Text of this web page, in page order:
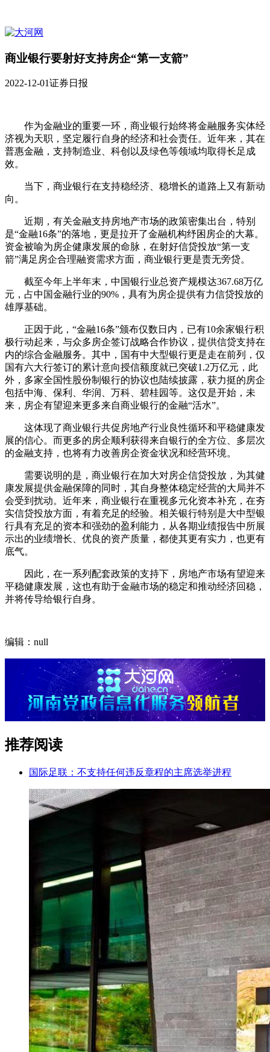
商业银行要射好支持房企“第一支箭”
2022-12-01证券日报
作为金融业的重要一环，商业银行始终将金融服务实体经
济视为天职，坚定履行自身的经济和社会责任。近年来，其在
普惠金融，支持制造业、科创以及绿色等领域均取得长足成
效。
当下，商业银行在支持稳经济、稳增长的道路上又有新动
向。
近期，有关金融支持房地产市场的政策密集出台，特别
是“金融16条”的落地，更是拉开了金融机构纾困房企的大幕。
资金被喻为房企健康发展的命脉，在射好信贷投放“第一支
箭”满足房企合理融资需求方面，商业银行更是责无旁贷。
截至今年上半年末，中国银行业总资产规模达367.68万亿
元，占中国金融行业的90%，具有为房企提供有力信贷投放的
雄厚基础。
正因于此，“金融16条”颁布仅数日内，已有10余家银行积
极行动起来，与众多房企签订战略合作协议，提供信贷支持在
内的综合金融服务。其中，国有中大型银行更是走在前列，仅
国有六大行签订的累计意向授信额度就已突破1.2万亿元，此
外，多家全国性股份制银行的协议也陆续披露，获力挺的房企
包括中海、保利、华润、万科、碧桂园等。这仅是开始，未
来，房企有望迎来更多来自商业银行的金融“活水”。
这体现了商业银行共促房地产行业良性循环和平稳健康发
展的信心。而更多的房企顺利获得来自银行的全方位、多层次
的金融支持，也将有力改善房企资金状况和经营环境。
需要说明的是，商业银行在加大对房企信贷投放，为其健
康发展提供金融保障的同时，其自身整体稳定经营的大局并不
会受到扰动。近年来，商业银行在重视多元化资本补充，在夯
实信贷投放方面，有着充足的经验。相关银行特别是大中型银
行具有充足的资本和强劲的盈利能力，从各期业绩报告中所展
示出的业绩增长、优良的资产质量，都使其更有实力，也更有
底气。
因此，在一系列配套政策的支持下，房地产市场有望迎来
平稳健康发展，这也有助于金融市场的稳定和推动经济回稳，
并将传导给银行自身。
编辑：null
推荐阅读
国际足联：不支持任何违反章程的主席选举进程